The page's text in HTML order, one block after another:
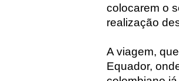
colocarem o
realização
A viagem,
Equador,